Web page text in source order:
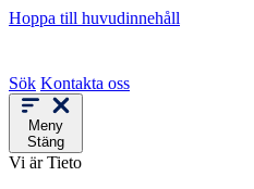
Hoppa till huvudinnehåll
Sök Kontakta oss
Meny
Stäng
Vi är Tieto